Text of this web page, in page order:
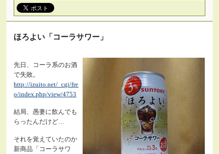
ほろよい「コーラサワー」
先日、コーラ系のお酒
で失敗。
http://izuito.net/_cgi/fre
o/index.php/view/4753
結局、愚妻に飲んでも
らったんだけど…
それを覚えていたのか
新商品「コーラサワ